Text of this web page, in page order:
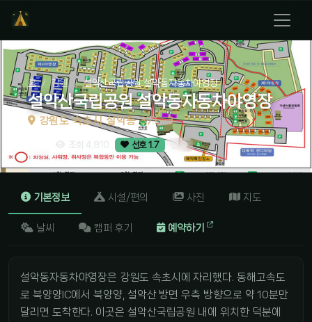
홈 강원 설악산국립공원 설악동자동차야영장
설악산국립공원 설악동자동차야영장
강원도 속초시 설악동 375-3
선호 1.7 산,숲
기본정보 시설/편의 사진 지도
날씨 캠퍼 후기 예약하기
설악동자동차야영장은 강원도 속초시에 자리했다. 동해고속도
로 북양양IC에서 북양양, 설악산 방면 우측 방향으로 약 10분만
달리면 도착한다. 이곳은 설악산국립공원 내에 위치한 덕분에